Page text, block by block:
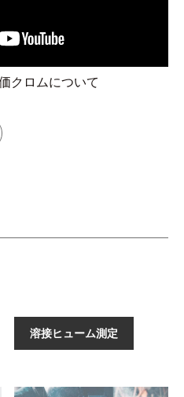
クロムについて
溶接ヒューム測定